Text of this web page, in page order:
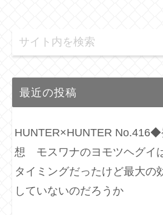
最近の投稿
HUNTER×HUNTER No.416◆
想 モスワナのヨモツヘグイ
タイミングだったけど最大の
していないのだろうか